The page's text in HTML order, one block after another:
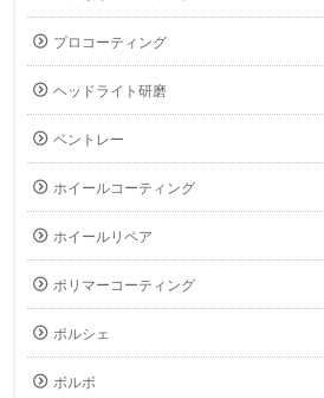
プロコーティング
ヘッドライト研磨
ベントレー
ホイールコーティング
ホイールリペア
ポリマーコーティング
ポルシェ
ボルボ